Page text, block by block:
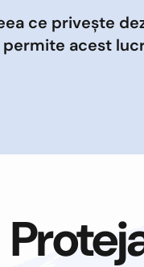
ce privește
permite acest